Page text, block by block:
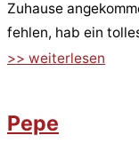
Zuhause
fehlen, hab ein
>> weiterlesen
Pepe